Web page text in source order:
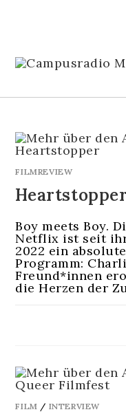
FILMREVIEW
Boy meets Boy.
Netflix ist seit
2022 ein
Programm:
Freund*innen
die Herzen der
FILM / INTERVIEW